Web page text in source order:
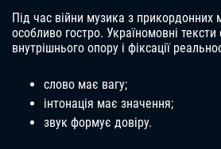
Під час війни музика з прикордонних
особливо гостро. Україномовні
внутрішнього опору і фіксації
слово має вагу;
інтонація має значення;
звук формує довіру.